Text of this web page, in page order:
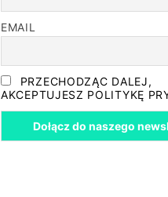
EMAIL
PRZECHODZĄC DALEJ,
AKCEPTUJESZ POLITYKĘ